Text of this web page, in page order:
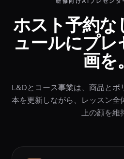
ホスト予約な
ュールにプ
画を。
L&Dとコース事業は、商品とポ
本を更新しながら、レッスン全
上の顔を維